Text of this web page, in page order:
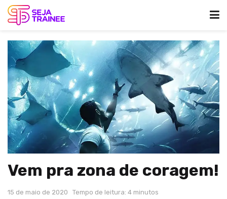
Vem pra zona de coragem!
15 de maio de 2020 Tempo de leitura: 4 minutos